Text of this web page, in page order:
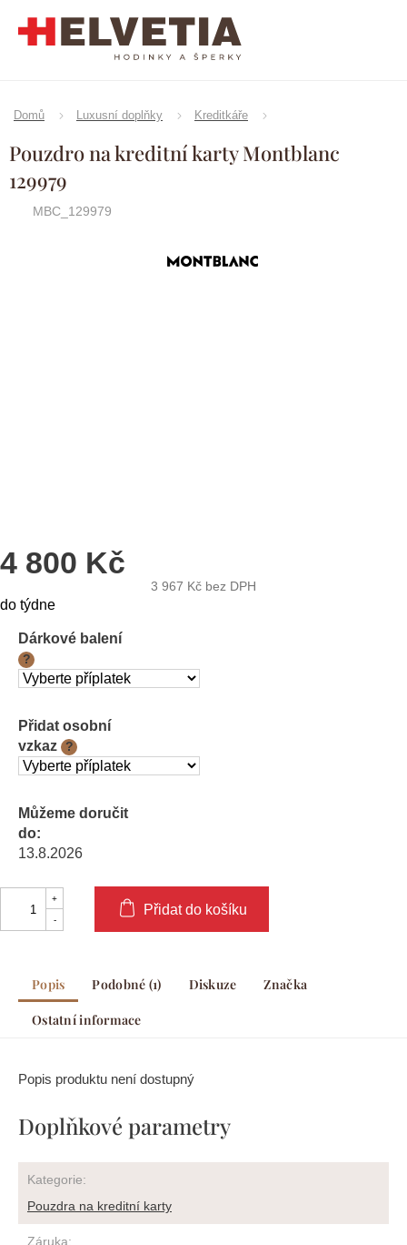
Domů Luxusní doplňky Kreditkáře
Pouzdro na kreditní karty Montblanc
129979
MBC_129979
Značka:Montblanc
4 800 Kč
3 967 Kč bez DPH
Měrná
do týdne
Dárkové balení
?
Přidat osobní
vzkaz
?
Můžeme doručit
do:
13.8.2026
Přidat do košíku
Popis Podobné (1) Diskuze Značka
Ostatní informace
Popis produktu není dostupný
Doplňkové parametry
Kategorie:
Pouzdra na kreditní karty
Záruka: